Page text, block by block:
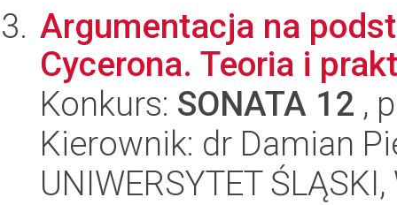
Argumentacja na
Cycerona. Teoria i
Konkurs: SONATA 12 ,
Kierownik: dr Damian
UNIWERSYTET